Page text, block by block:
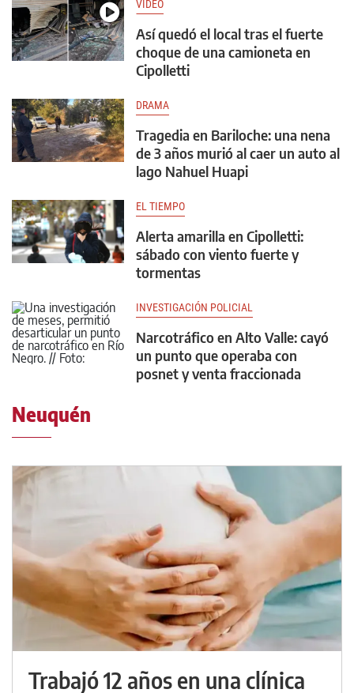
VIDEO
Así quedó el local tras el fuerte
choque de una camioneta en
Cipolletti
DRAMA
Tragedia en Bariloche: una nena
de 3 años murió al caer un auto al
lago Nahuel Huapi
EL TIEMPO
Alerta amarilla en Cipolletti:
sábado con viento fuerte y
tormentas
INVESTIGACIÓN POLICIAL
Narcotráfico en Alto Valle: cayó
un punto que operaba con
posnet y venta fraccionada
Neuquén
Trabajó 12 años en una clínica